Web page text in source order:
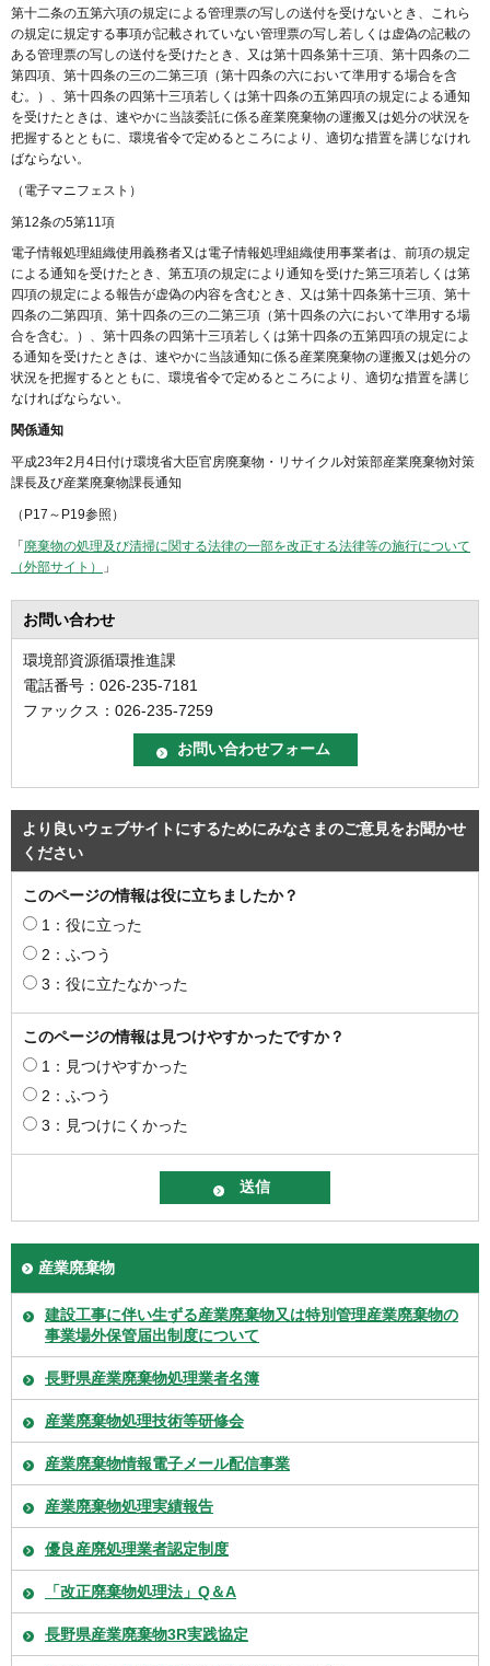
第十二条の五第六項の規定による管理票の写しの送付を受けないとき、これら
の規定に規定する事項が記載されていない管理票の写し若しくは虚偽の記載の
ある管理票の写しの送付を受けたとき、又は第十四条第十三項、第十四条の二
第四項、第十四条の三の二第三項（第十四条の六において準用する場合を含
む。）、第十四条の四第十三項若しくは第十四条の五第四項の規定による通知
を受けたときは、速やかに当該委託に係る産業廃棄物の運搬又は処分の状況を
把握するとともに、環境省令で定めるところにより、適切な措置を講じなけれ
ばならない。
（電子マニフェスト）
第12条の5第11項
電子情報処理組織使用義務者又は電子情報処理組織使用事業者は、前項の規定
による通知を受けたとき、第五項の規定により通知を受けた第三項若しくは第
四項の規定による報告が虚偽の内容を含むとき、又は第十四条第十三項、第十
四条の二第四項、第十四条の三の二第三項（第十四条の六において準用する場
合を含む。）、第十四条の四第十三項若しくは第十四条の五第四項の規定によ
る通知を受けたときは、速やかに当該通知に係る産業廃棄物の運搬又は処分の
状況を把握するとともに、環境省令で定めるところにより、適切な措置を講じ
なければならない。
関係通知
平成23年2月4日付け環境省大臣官房廃棄物・リサイクル対策部産業廃棄物対策
課長及び産業廃棄物課長通知
（P17～P19参照）
「廃棄物の処理及び清掃に関する法律の一部を改正する法律等の施行について
（外部サイト）
」
お問い合わせ
環境部資源循環推進課
電話番号：026-235-7181
ファックス：026-235-7259
より良いウェブサイトにするためにみなさまのご意見をお聞かせ
ください
このページの情報は役に立ちましたか？
1：役に立った
2：ふつう
3：役に立たなかった
このページの情報は見つけやすかったですか？
1：見つけやすかった
2：ふつう
3：見つけにくかった
産業廃棄物
建設工事に伴い生ずる産業廃棄物又は特別管理産業廃棄物の
事業場外保管届出制度について
長野県産業廃棄物処理業者名簿
産業廃棄物処理技術等研修会
産業廃棄物情報電子メール配信事業
産業廃棄物処理実績報告
優良産廃処理業者認定制度
「改正廃棄物処理法」Q＆A
長野県産業廃棄物3R実践協定